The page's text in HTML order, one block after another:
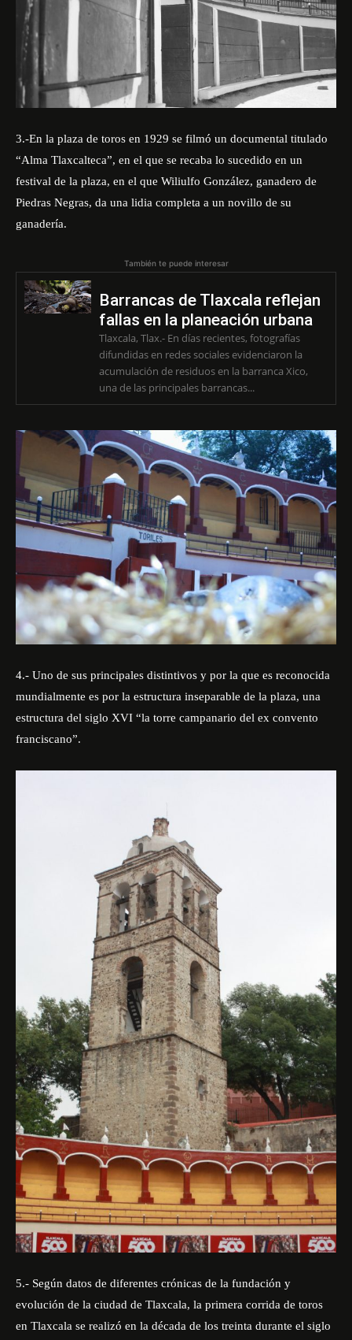
3.-En la plaza de toros en 1929 se filmó un documental titulado
“Alma Tlaxcalteca”, en el que se recaba lo sucedido en un
festival de la plaza, en el que Wiliulfo González, ganadero de
Piedras Negras, da una lidia completa a un novillo de su
ganadería.
También te puede interesar
Barrancas de Tlaxcala reflejan
fallas en la planeación urbana
Tlaxcala, Tlax.- En días recientes, fotografías
difundidas en redes sociales evidenciaron la
acumulación de residuos en la barranca Xico,
una de las principales barrancas...
4.- Uno de sus principales distintivos y por la que es reconocida
mundialmente es por la estructura inseparable de la plaza, una
estructura del siglo XVI “la torre campanario del ex convento
franciscano”.
5.- Según datos de diferentes crónicas de la fundación y
evolución de la ciudad de Tlaxcala, la primera corrida de toros
en Tlaxcala se realizó en la década de los treinta durante el siglo